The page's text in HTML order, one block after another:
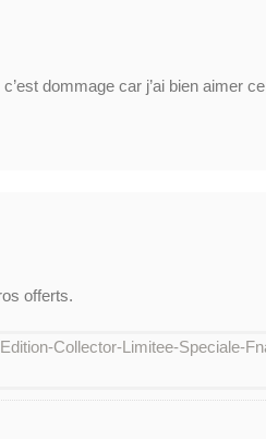
dommage car j’ai bien aimer
offerts.